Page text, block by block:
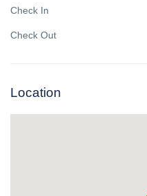
Check In
Check Out
Location